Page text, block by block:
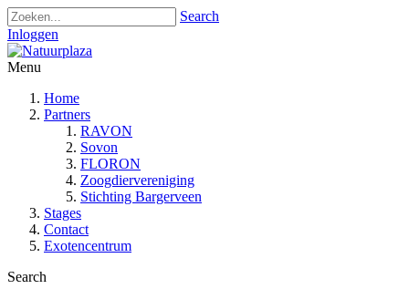
Search
Inloggen
Menu
Home
Partners
RAVON
Sovon
FLORON
Zoogdiervereniging
Stichting Bargerveen
Stages
Contact
Exotencentrum
Search